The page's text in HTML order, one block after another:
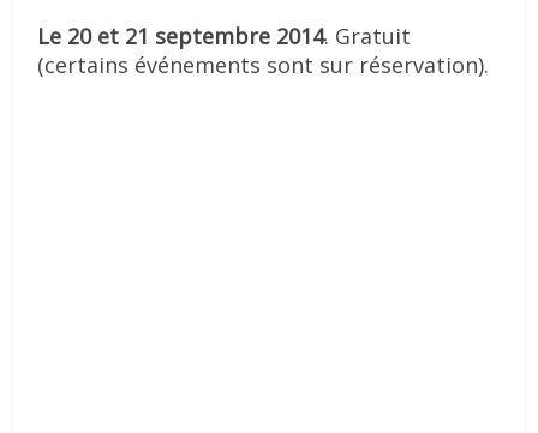
Le 20 et 21 septembre 2014. Gratuit
(certains événements sont sur réservation).